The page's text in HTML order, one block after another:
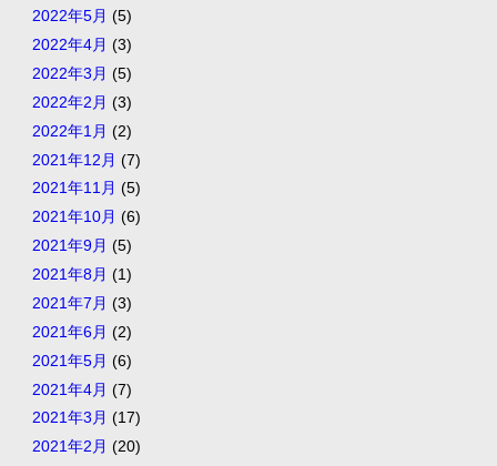
2022年5月 (5)
2022年4月 (3)
2022年3月 (5)
2022年2月 (3)
2022年1月 (2)
2021年12月 (7)
2021年11月 (5)
2021年10月 (6)
2021年9月 (5)
2021年8月 (1)
2021年7月 (3)
2021年6月 (2)
2021年5月 (6)
2021年4月 (7)
2021年3月 (17)
2021年2月 (20)